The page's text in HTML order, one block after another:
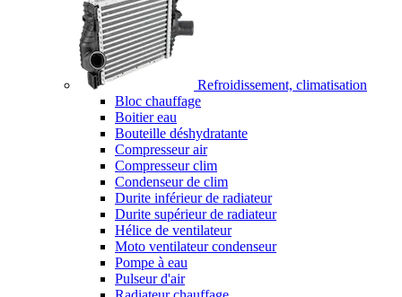
Refroidissement, climatisation
Bloc chauffage
Boitier eau
Bouteille déshydratante
Compresseur air
Compresseur clim
Condenseur de clim
Durite inférieur de radiateur
Durite supérieur de radiateur
Hélice de ventilateur
Moto ventilateur condenseur
Pompe à eau
Pulseur d'air